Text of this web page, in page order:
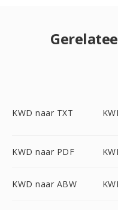
KWD naar TXT
KWD naar PDF
KWD naar ABW